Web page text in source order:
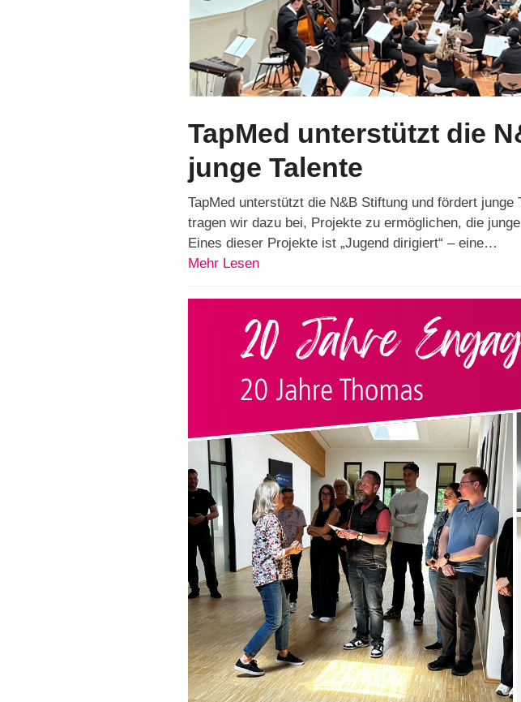
TapMed unterstützt die
junge Talente
TapMed unterstützt die N&B Stiftung und fördert
tragen wir dazu bei, Projekte zu ermöglichen, die
Eines dieser Projekte ist „Jugend dirigiert“ – eine…
Mehr Lesen